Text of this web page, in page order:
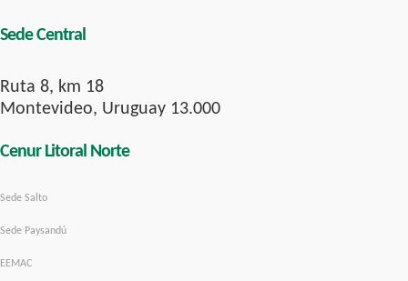
Sede Central
Ruta 8, km 18
Montevideo, Uruguay 13.000
Cenur Litoral Norte
Sede Salto
Sede Paysandú
EEMAC